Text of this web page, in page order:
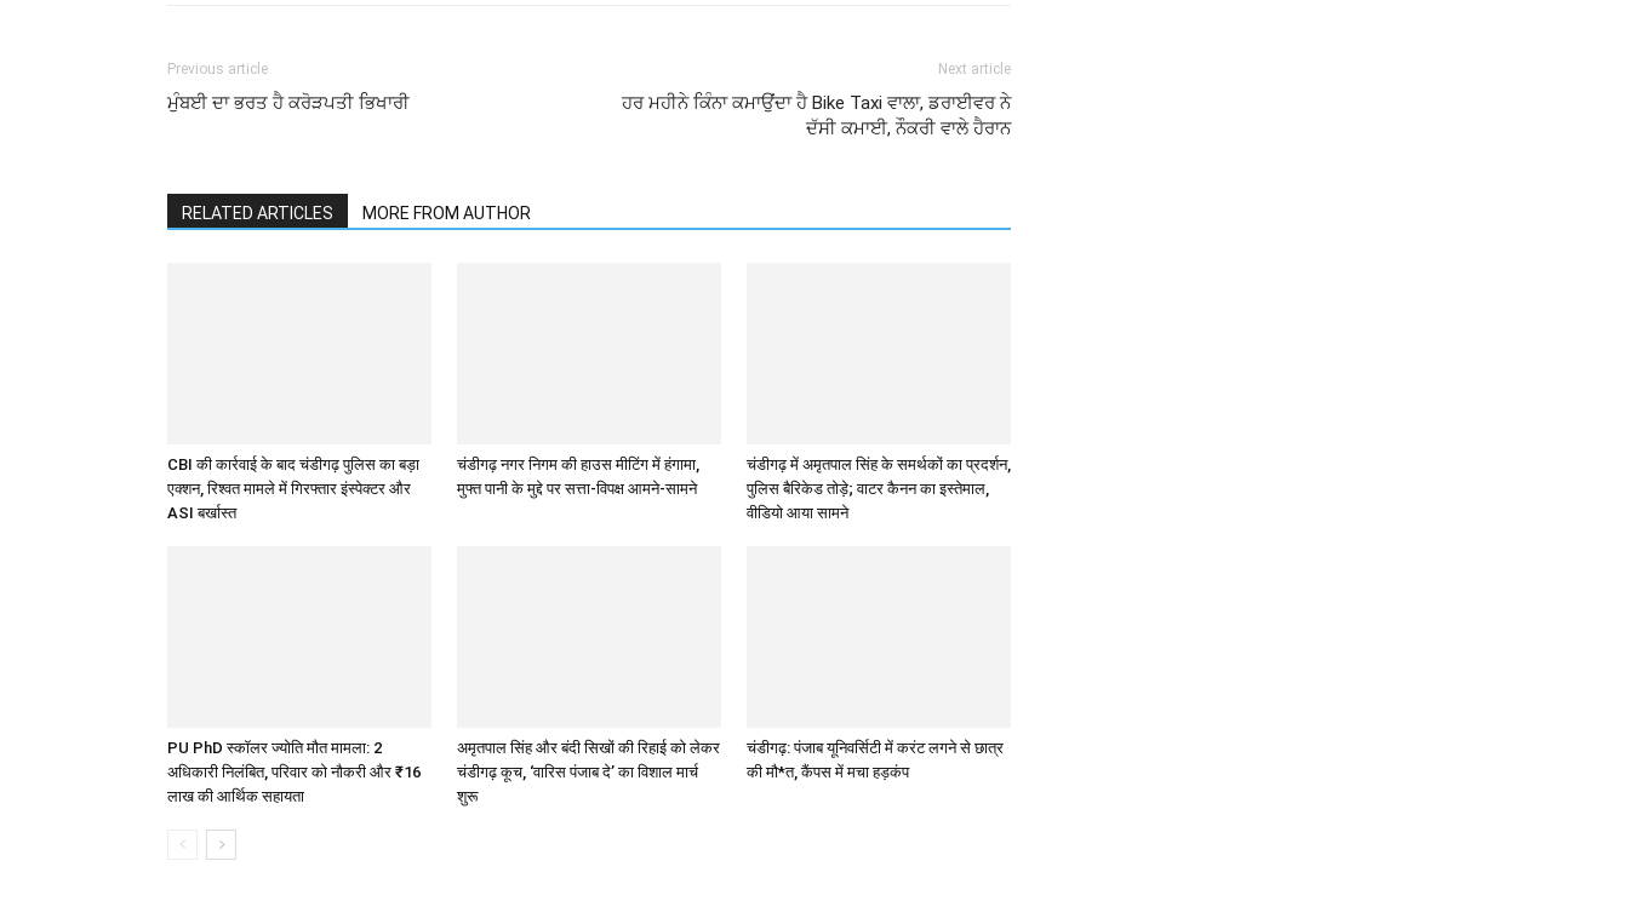
Previous article
ਮੁੰਬਈ ਦਾ ਭਰਤ ਹੈ ਕਰੋੜਪਤੀ ਭਿਖਾਰੀ
Next article
ਹਰ ਮਹੀਨੇ ਕਿੰਨਾ ਕਮਾਉਂਦਾ ਹੈ Bike Taxi ਵਾਲਾ, ਡਰਾਈਵਰ ਨੇ
ਦੱਸੀ ਕਮਾਈ, ਨੌਕਰੀ ਵਾਲੇ ਹੈਰਾਨ
RELATED ARTICLES MORE FROM AUTHOR
CBI की कार्रवाई के बाद चंडीगढ़ पुलिस का बड़ा
एक्शन, रिश्वत मामले में गिरफ्तार इंस्पेक्टर और
ASI बर्खास्त
चंडीगढ़ नगर निगम की हाउस मीटिंग में हंगामा,
मुफ्त पानी के मुद्दे पर सत्ता-विपक्ष आमने-सामने
चंडीगढ़ में अमृतपाल सिंह के समर्थकों का प्रदर्शन,
पुलिस बैरिकेड तोड़े; वाटर कैनन का इस्तेमाल,
वीडियो आया सामने
PU PhD स्कॉलर ज्योति मौत मामला: 2
अधिकारी निलंबित, परिवार को नौकरी और ₹16
लाख की आर्थिक सहायता
अमृतपाल सिंह और बंदी सिखों की रिहाई को लेकर
चंडीगढ़ कूच, ‘वारिस पंजाब दे’ का विशाल मार्च
शुरू
चंडीगढ़: पंजाब यूनिवर्सिटी में करंट लगने से छात्र
की मौ*त, कैंपस में मचा हड़कंप